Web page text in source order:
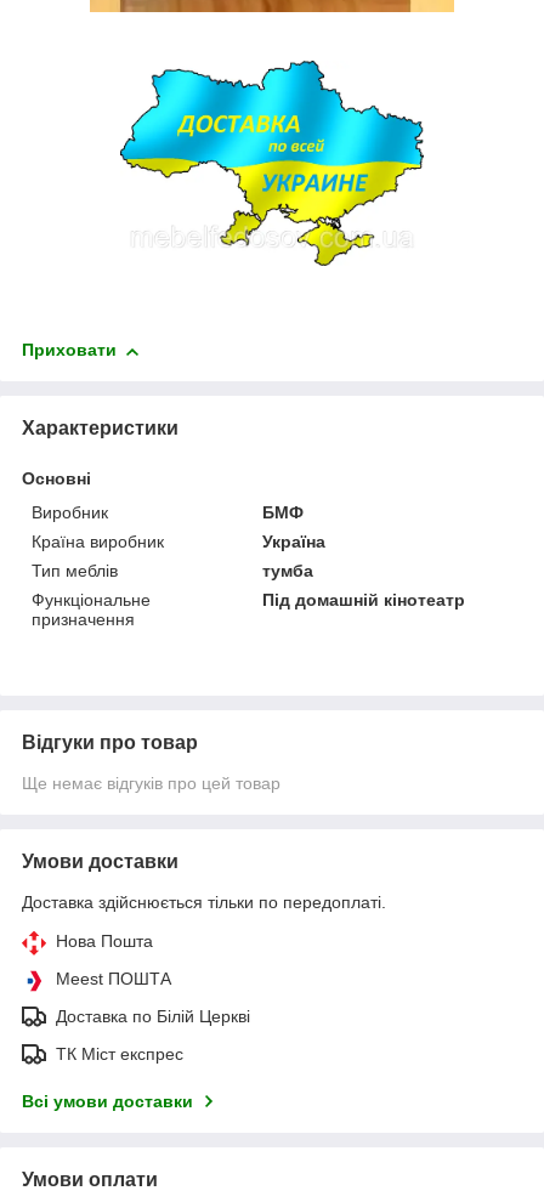
Приховати
Характеристики
Основні
Виробник
БМФ
Країна виробник
Україна
Тип меблів
тумба
Функціональне
призначення
Під домашній кінотеатр
Відгуки про товар
Ще немає відгуків про цей товар
Умови доставки
Доставка здійснюється тільки по передоплаті.
Нова Пошта
Meest ПОШТА
Доставка по Білій Церкві
ТК Міст експрес
Всі умови доставки
Умови оплати